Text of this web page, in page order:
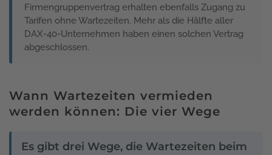
Firmengruppenvertrag erhalten ebenfalls Zugang zu
Tarifen ohne Wartezeiten. Mehr als die Hälfte aller
DAX-40-Unternehmen haben einen solchen Vertrag
abgeschlossen.
Wann Wartezeiten vermieden
werden können: Die vier Wege
Es gibt drei Wege, die Wartezeiten beim